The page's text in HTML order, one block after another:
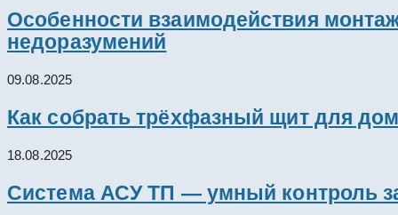
Особенности взаимодействия
недоразумений
09.08.2025
Как собрать трёхфазный щит для
18.08.2025
Система АСУ ТП — умный контроль